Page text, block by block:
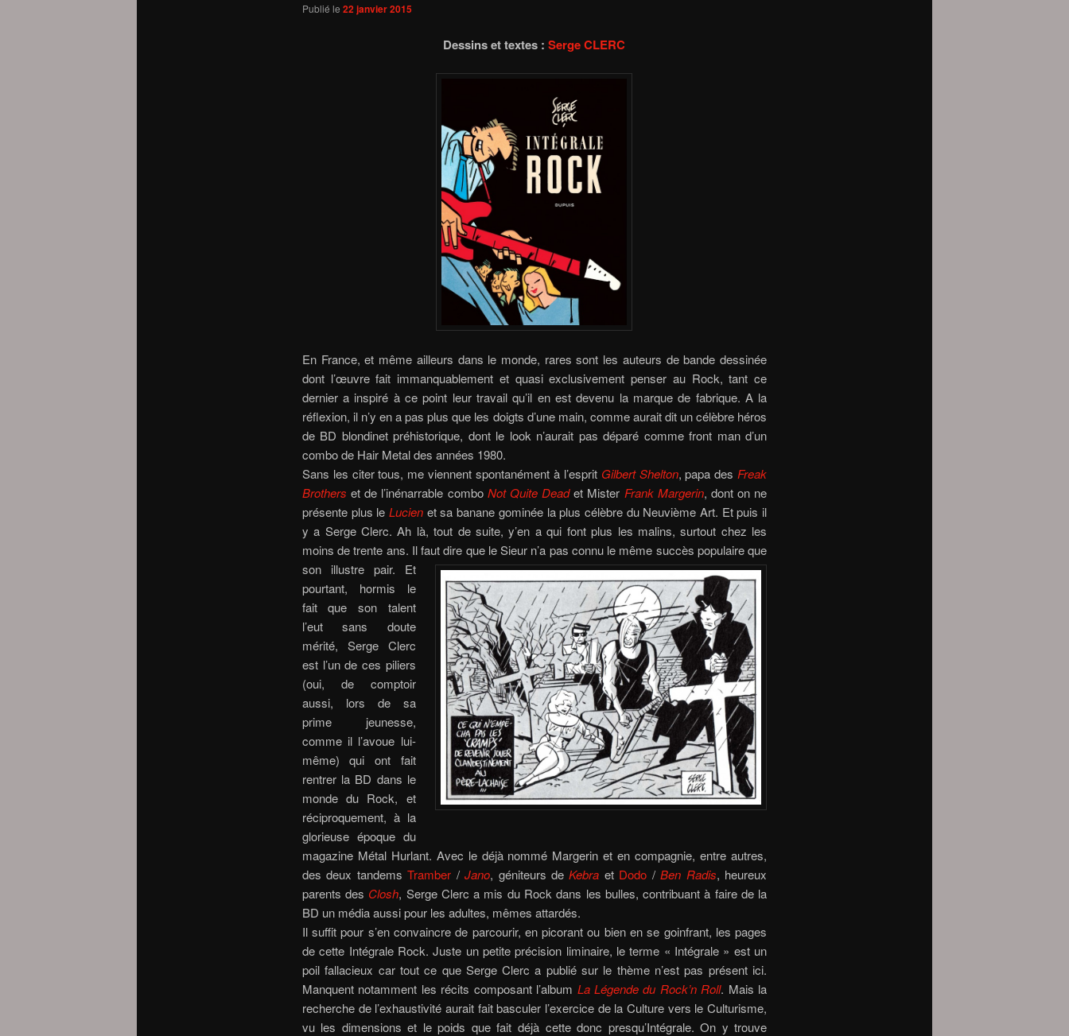
Publié le 22 janvier 2015
Dessins et textes :Serge CLERC
En France, et même ailleurs dans le monde, rares sont les auteurs de bande dessinée
dont l’œuvre fait immanquablement et quasi exclusivement penser au Rock, tant ce
dernier a inspiré à ce point leur travail qu’il en est devenu la marque de fabrique. A la
réflexion, il n’y en a pas plus que les doigts d’une main, comme aurait dit un célèbre héros
de BD blondinet préhistorique, dont le look n’aurait pas déparé comme front man d’un
combo de Hair Metal des années 1980.
Sans les citer tous, me viennent spontanément à l’esprit Gilbert Shelton, papa des Freak
Brothers et de l’inénarrable combo Not Quite Deadet Mister Frank Margerin, dont on ne
présente plus le Lucien et sa banane gominée la plus célèbre du Neuvième Art. Et puis il
y a Serge Clerc. Ah là, tout de suite, y’en a qui font plus les malins, surtout chez les
moins de trente ans. Il faut dire que le Sieur n’a pas connu le même succès populaire que
son illustre pair. Et
pourtant, hormis le
fait que son talent
l’eut sans doute
mérité, Serge Clerc
est l’un de ces piliers
(oui, de comptoir
aussi, lors de sa
prime jeunesse,
comme il l’avoue lui-
même) qui ont fait
rentrer la BD dans le
monde du Rock, et
réciproquement, à la
glorieuse époque du
magazine Métal Hurlant. Avec le déjà nommé Margerin et en compagnie, entre autres,
des deux tandemsTramber /Jano, géniteurs deKebra et Dodo /Ben Radis, heureux
parents des Closh, Serge Clerc a mis du Rock dans les bulles, contribuant à faire de la
BD un média aussi pour les adultes, mêmes attardés.
Il suffit pour s’en convaincre de parcourir, en picorant ou bien en se goinfrant, les pages
de cette Intégrale Rock. Juste un petite précision liminaire, le terme « Intégrale » est un
poil fallacieux car tout ce que Serge Clerc a publié sur le thème n’est pas présent ici.
Manquent notamment les récits composant l’album La Légende du Rock’n Roll. Mais la
recherche de l’exhaustivité aurait fait basculer l’exercice de la Culture vers le Culturisme,
vu les dimensions et le poids que fait déjà cette donc presqu’Intégrale. On y trouve